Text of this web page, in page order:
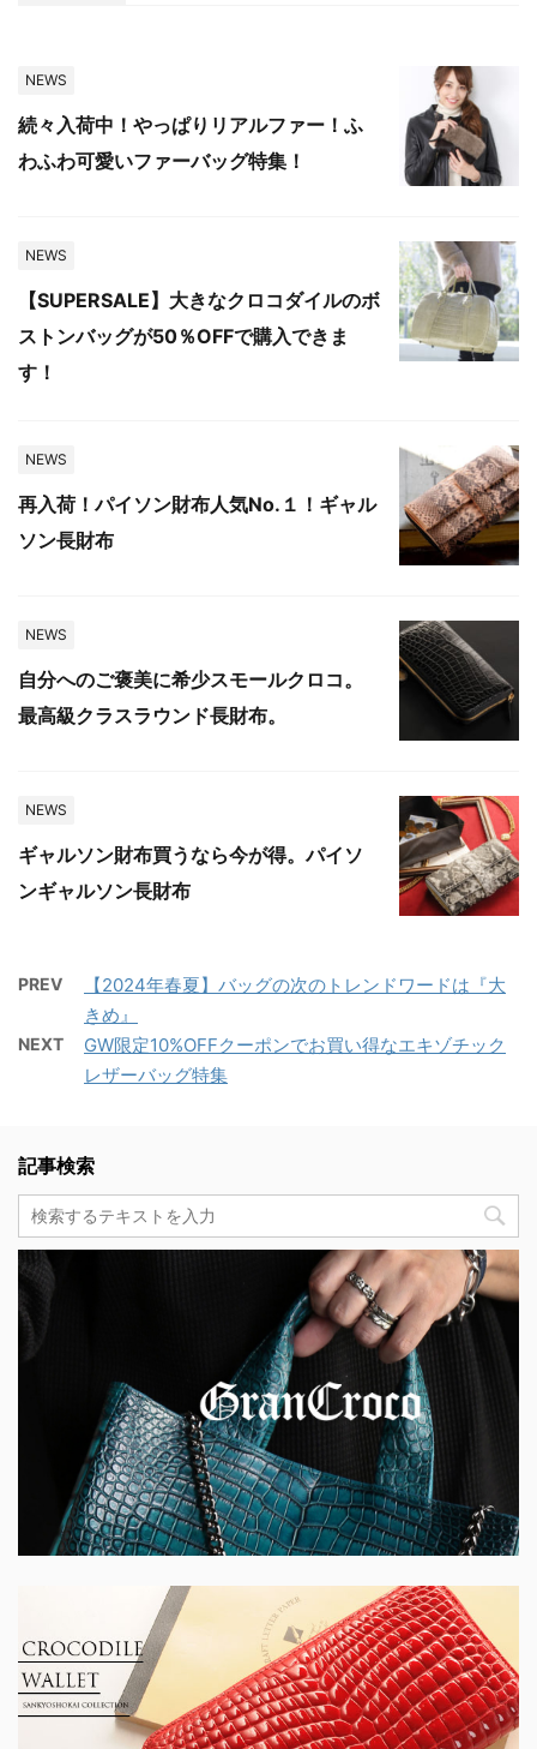
NEWS
続々入荷中！やっぱりリアルファー！ふ
わふわ可愛いファーバッグ特集！
NEWS
【SUPERSALE】大きなクロコダイルのボ
ストンバッグが50％OFFで購入できま
す！
NEWS
再入荷！パイソン財布人気No.１！ギャル
ソン長財布
NEWS
自分へのご褒美に希少スモールクロコ。
最高級クラスラウンド長財布。
NEWS
ギャルソン財布買うなら今が得。パイソ
ンギャルソン長財布
PREV
【2024年春夏】バッグの次のトレンドワードは『大
きめ』
NEXT
GW限定10%OFFクーポンでお買い得なエキゾチック
レザーバッグ特集
記事検索